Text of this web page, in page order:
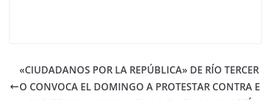
«CIUDADANOS POR LA REPÚBLICA» DE RÍO TERCER
O CONVOCA EL DOMINGO A PROTESTAR CONTRA E